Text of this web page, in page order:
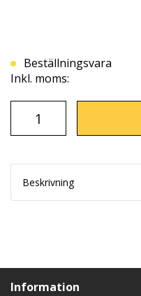
Beställningsvara
Inkl. moms:
Beskrivning
Information